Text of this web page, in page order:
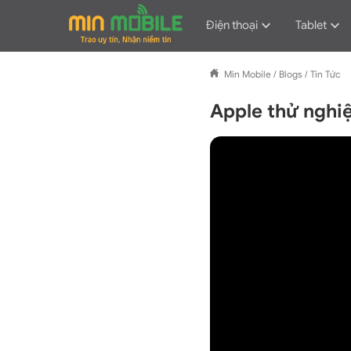
Điện thoại Tablet
Min Mobile / Blogs / Tin Tức
Apple thử